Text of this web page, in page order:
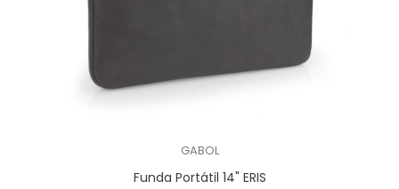
GABOL
Funda Portátil 14" ERIS